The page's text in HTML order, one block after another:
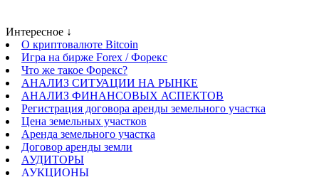
Интересное ↓
О криптовалюте Bitcoin
Игра на бирже Forex / Форекс
Что же такое Форекс?
АНАЛИЗ СИТУАЦИИ НА РЫНКЕ
АНАЛИЗ ФИНАНСОВЫХ АСПЕКТОВ
Регистрация договора аренды земельного участка
Цена земельных участков
Аренда земельного участка
Договор аренды земли
АУДИТОРЫ
АУКЦИОНЫ